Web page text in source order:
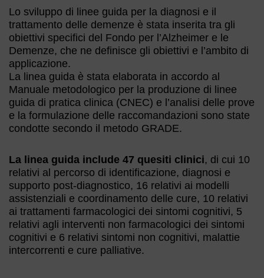
Lo sviluppo di linee guida per la diagnosi e il
trattamento delle demenze è stata inserita tra gli
obiettivi specifici del Fondo per l’Alzheimer e le
Demenze, che ne definisce gli obiettivi e l’ambito di
applicazione.
La linea guida è stata elaborata in accordo al
Manuale metodologico per la produzione di linee
guida di pratica clinica (CNEC) e l’analisi delle prove
e la formulazione delle raccomandazioni sono state
condotte secondo il metodo GRADE.
La linea guida include 47 quesiti clinici, di cui 10
relativi al percorso di identificazione, diagnosi e
supporto post-diagnostico, 16 relativi ai modelli
assistenziali e coordinamento delle cure, 10 relativi
ai trattamenti farmacologici dei sintomi cognitivi, 5
relativi agli interventi non farmacologici dei sintomi
cognitivi e 6 relativi sintomi non cognitivi, malattie
intercorrenti e cure palliative.